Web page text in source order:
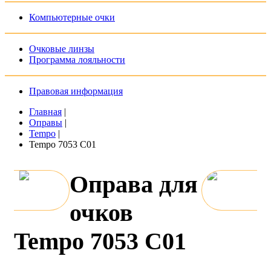
Компьютерные очки
Очковые линзы
Программа лояльности
Правовая информация
Главная |
Оправы |
Tempo |
Tempo 7053 C01
Оправа для
очков
Tempo 7053 C01